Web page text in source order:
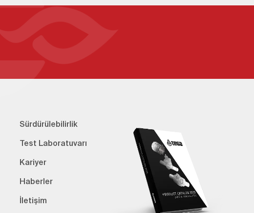
Sürdürülebilirlik
Test Laboratuvarı
Kariyer
Haberler
İletişim